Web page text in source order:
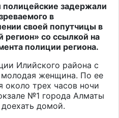
полицейские задержали
в
своей попутчицы в
регион» со ссылкой на
полиции региона.
Илийского района с
молодая женщина. По ее
около трех часов ночи
№1 города Алматы
домой.